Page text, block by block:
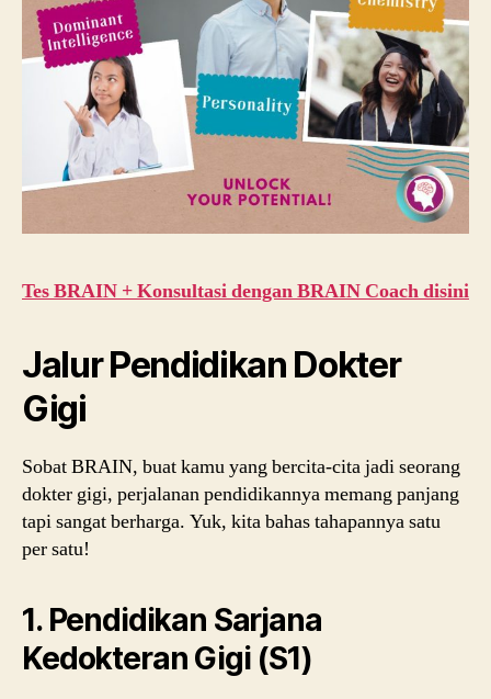
Tes BRAIN + Konsultasi dengan BRAIN Coach disini
Jalur Pendidikan Dokter
Gigi
Sobat BRAIN, buat kamu yang bercita-cita jadi seorang
dokter gigi, perjalanan pendidikannya memang panjang
tapi sangat berharga. Yuk, kita bahas tahapannya satu
per satu!
1. Pendidikan Sarjana
Kedokteran Gigi (S1)